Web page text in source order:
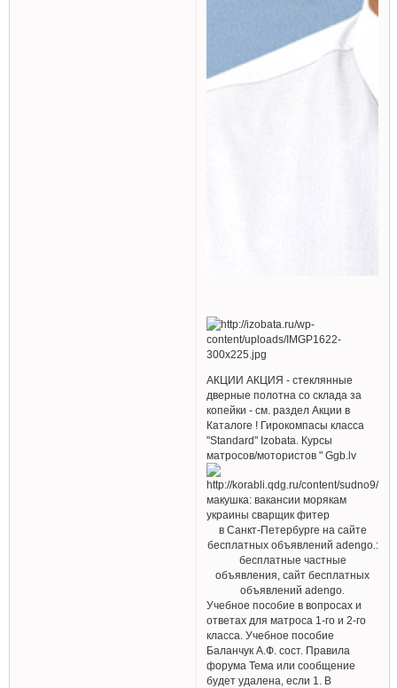
АКЦИИ АКЦИЯ - стеклянные
дверные полотна со склада за
копейки - см. раздел Акции в
Каталоге ! Гирокомпасы класса
"Standard" Izobata. Курсы
матросов/мотористов " Ggb.lv
макушка: вакансии морякам
украины сварщик фитер
в Санкт-Петербурге на сайте
бесплатных объявлений adengo.:
бесплатные частные
объявления, сайт бесплатных
объявлений adengo.
Учебное пособие в вопросах и
ответах для матроса 1-го и 2-го
класса. Учебное пособие
Баланчук А.Ф. сост. Правила
форума Тема или сообщение
будет удалена, если 1. В